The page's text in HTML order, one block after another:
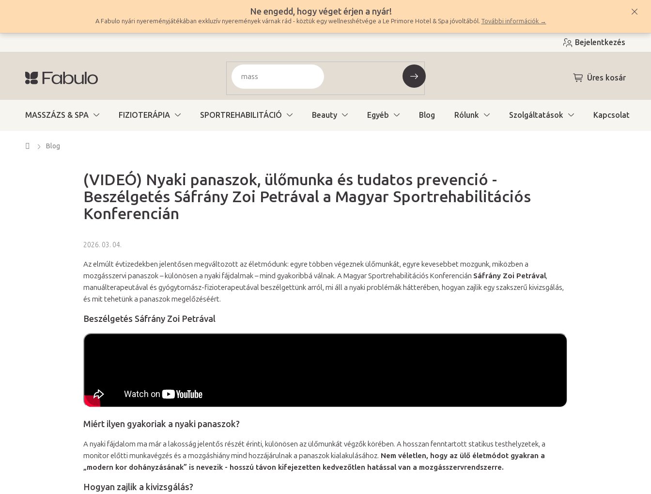
tartalomhoz
Ne engedd, hogy véget érjen a nyár!
A Fabulo nyári nyereményjátékában exkluzív nyeremények várnak rád - köztük egy wellnesshétvége a Le Primore Hotel & Spa jóvoltából. További információk →
Bejelentkezés
KOSÁR
Üres kosár
MASSZÁZS & SPA FIZIOTERÁPIA SPORTREHABILITÁCIÓ Beauty Egyéb Blog Rólunk Szolgáltatások Kapcsolat
Kezdőlap
Blog
(VIDEÓ) Nyaki panaszok, ülőmunka és tudatos prevenció -
Beszélgetés Sáfrány Zoi Petrával a Magyar Sportrehabilitációs
Konferencián
2026. 03. 04.
Az elmúlt évtizedekben jelentősen megváltozott az életmódunk: egyre többen végeznek ülőmunkát, egyre kevesebbet mozgunk, miközben a
mozgásszervi panaszok – különösen a nyaki fájdalmak – mind gyakoribbá válnak. A Magyar Sportrehabilitációs Konferencián Sáfrány Zoi Petrával,
manuálterapeutával és gyógytornász-fizioterapeutával beszélgettünk arról, mi áll a nyaki problémák hátterében, hogyan zajlik egy szakszerű kivizsgálás,
és mit tehetünk a panaszok megelőzéséért.
Beszélgetés Sáfrány Zoi Petrával
Miért ilyen gyakoriak a nyaki panaszok?
A nyaki fájdalom ma már a lakosság jelentős részét érinti, különösen az ülőmunkát végzők körében. A hosszan fenntartott statikus testhelyzetek, a
monitor előtti munkavégzés és a mozgáshiány mind hozzájárulnak a panaszok kialakulásához. Nem véletlen, hogy az ülő életmódot gyakran a
„modern kor dohányzásának” is nevezik - hosszú távon kifejezetten kedvezőtlen hatással van a mozgásszervrendszerre.
Hogyan zajlik a kivizsgálás?